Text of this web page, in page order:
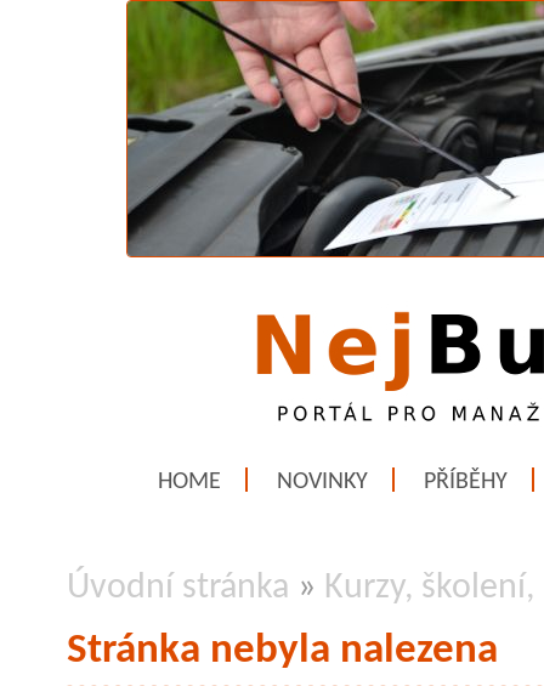
HOME NOVINKY PŘÍBĚHY
Úvodní stránka » Kurzy,
Stránka nebyla nalezena